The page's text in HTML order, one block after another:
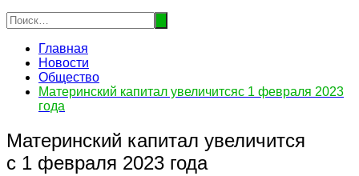
Главная
Новости
Общество
Материнский капитал увеличитсяс 1 февраля 2023
года
Материнский капитал увеличится
с 1 февраля 2023 года